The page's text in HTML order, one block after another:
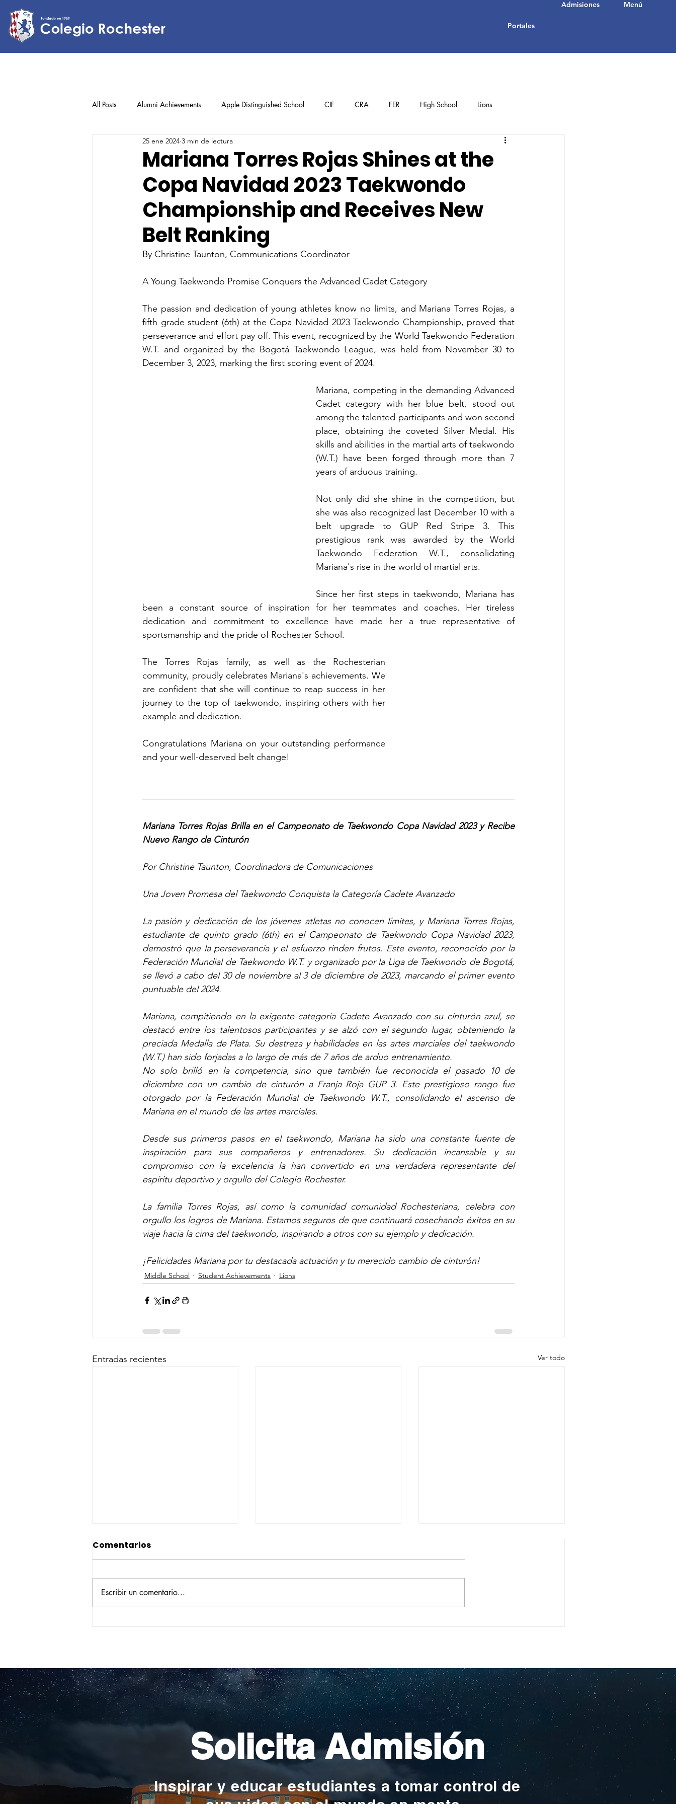
Portales
Menú
Admisiones
All Posts Alumni Achievements Apple Distinguished School CIF CRA FER High School Lions
Lower Elementary Middle School Student Achievements
Upper Elementary
Mariana Torres Rojas Shines at the
Copa Navidad 2023 Taekwondo
Championship and Receives New
Belt Ranking
25 ene 2024 3 min de lectura
By Christine Taunton, Communications Coordinator
A Young Taekwondo Promise Conquers the Advanced Cadet Category
The passion and dedication of young athletes know no limits, and Mariana Torres Rojas, a
fifth grade student (6th) at the Copa Navidad 2023 Taekwondo Championship, proved that
perseverance and effort pay off. This event, recognized by the World Taekwondo Federation
W.T. and organized by the Bogotá Taekwondo League, was held from November 30 to
December 3, 2023, marking the first scoring event of 2024.
Mariana, competing in the demanding Advanced
Cadet category with her blue belt, stood out
among the talented participants and won second
place, obtaining the coveted Silver Medal. His
skills and abilities in the martial arts of taekwondo
(W.T.) have been forged through more than 7
years of arduous training.
Not only did she shine in the competition, but
she was also recognized last December 10 with a
belt upgrade to GUP Red Stripe 3. This
prestigious rank was awarded by the World
Taekwondo Federation W.T., consolidating
Mariana's rise in the world of martial arts.
Since her first steps in taekwondo, Mariana has
been a constant source of inspiration for her teammates and coaches. Her tireless
dedication and commitment to excellence have made her a true representative of
sportsmanship and the pride of Rochester School.
The Torres Rojas family, as well as the Rochesterian
community, proudly celebrates Mariana's achievements. We
are confident that she will continue to reap success in her
journey to the top of taekwondo, inspiring others with her
example and dedication.
Congratulations Mariana on your outstanding performance
and your well-deserved belt change!
Mariana Torres Rojas Brilla en el Campeonato de Taekwondo Copa Navidad 2023 y Recibe
Nuevo Rango de Cinturón
Por Christine Taunton, Coordinadora de Comunicaciones
Una Joven Promesa del Taekwondo Conquista la Categoría Cadete Avanzado
La pasión y dedicación de los jóvenes atletas no conocen límites, y Mariana Torres Rojas,
estudiante de quinto grado (6th) en el Campeonato de Taekwondo Copa Navidad 2023,
demostró que la perseverancia y el esfuerzo rinden frutos. Este evento, reconocido por la
Federación Mundial de Taekwondo W.T. y organizado por la Liga de Taekwondo de Bogotá,
se llevó a cabo del 30 de noviembre al 3 de diciembre de 2023, marcando el primer evento
puntuable del 2024.
Mariana, compitiendo en la exigente categoría Cadete Avanzado con su cinturón azul, se
destacó entre los talentosos participantes y se alzó con el segundo lugar, obteniendo la
preciada Medalla de Plata. Su destreza y habilidades en las artes marciales del taekwondo
(W.T.) han sido forjadas a lo largo de más de 7 años de arduo entrenamiento.
No solo brilló en la competencia, sino que también fue reconocida el pasado 10 de
diciembre con un cambio de cinturón a Franja Roja GUP 3. Este prestigioso rango fue
otorgado por la Federación Mundial de Taekwondo W.T., consolidando el ascenso de
Mariana en el mundo de las artes marciales.
Desde sus primeros pasos en el taekwondo, Mariana ha sido una constante fuente de
inspiración para sus compañeros y entrenadores. Su dedicación incansable y su
compromiso con la excelencia la han convertido en una verdadera representante del
espíritu deportivo y orgullo del Colegio Rochester.
La familia Torres Rojas, así como la comunidad comunidad Rochesteriana, celebra con
orgullo los logros de Mariana. Estamos seguros de que continuará cosechando éxitos en su
viaje hacia la cima del taekwondo, inspirando a otros con su ejemplo y dedicación.
¡Felicidades Mariana por tu destacada actuación y tu merecido cambio de cinturón!
Middle School Student Achievements Lions
Entradas recientes Ver todo
Comentarios
Escribir un comentario...
Solicita Admisión
Inspirar y educar estudiantes a tomar control de